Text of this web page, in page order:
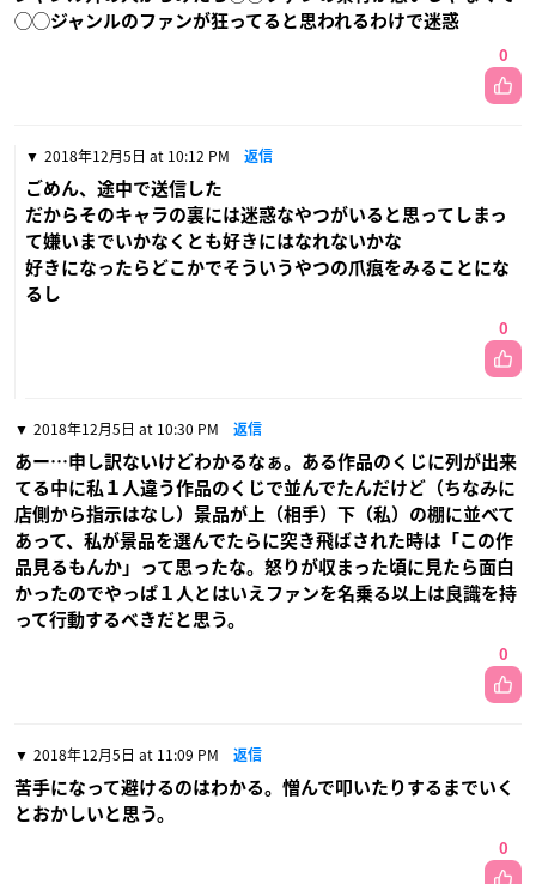
◯◯ジャンルのファンが狂ってると思われるわけで迷惑
0
2018年12月5日 at 10:12 PM 返信
ごめん、途中で送信した
だからそのキャラの裏には迷惑なやつがいると思ってしまっ
て嫌いまでいかなくとも好きにはなれないかな
好きになったらどこかでそういうやつの爪痕をみることにな
るし
0
2018年12月5日 at 10:30 PM 返信
あー…申し訳ないけどわかるなぁ。ある作品のくじに列が出来
てる中に私１人違う作品のくじで並んでたんだけど（ちなみに
店側から指示はなし）景品が上（相手）下（私）の棚に並べて
あって、私が景品を選んでたらに突き飛ばされた時は「この作
品見るもんか」って思ったな。怒りが収まった頃に見たら面白
かったのでやっぱ１人とはいえファンを名乗る以上は良識を持
って行動するべきだと思う。
0
2018年12月5日 at 11:09 PM 返信
苦手になって避けるのはわかる。憎んで叩いたりするまでいく
とおかしいと思う。
0